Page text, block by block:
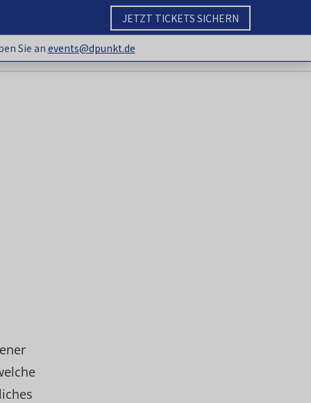
JETZT TICKETS SICHERN
Sie an events@dpunkt.de
Sie anevents@dpunkt.de